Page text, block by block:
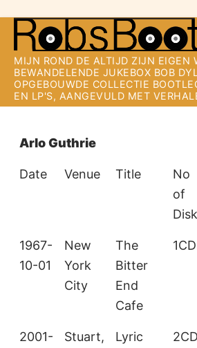
naar
de
inhoud
MIJN ROND DE ALTIJD ZIJN EIGEN
BEWANDELENDE JUKEBOX BOB
OPGEBOUWDE COLLECTIE
EN LP'S, AANGEVULD MET
Arlo Guthrie
Date Venue Title
No
of
1967-
10-01
New
York
City
The
Bitter
End
Cafe
2001-
Stuart,
Lyric